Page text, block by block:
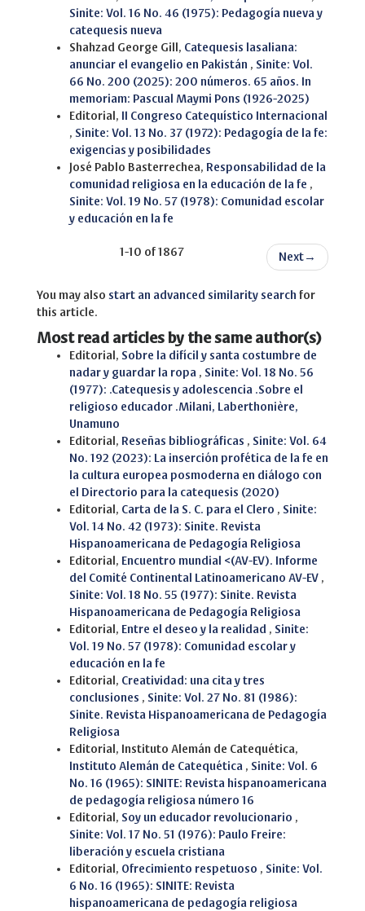
Sinite: Vol. 16 No. 46 (1975): Pedagogía nueva y
catequesis nueva
Shahzad George Gill, Catequesis lasaliana:
anunciar el evangelio en Pakistán , Sinite: Vol.
66 No. 200 (2025): 200 números. 65 años. In
memoriam: Pascual Maymi Pons (1926-2025)
Editorial,
II Congreso Catequístico Internacional
, Sinite: Vol. 13 No. 37 (1972): Pedagogía de la fe:
exigencias y posibilidades
José Pablo Basterrechea, Responsabilidad de la
comunidad religiosa en la educación de la fe ,
Sinite: Vol. 19 No. 57 (1978): Comunidad escolar
y educación en la fe
1-10 of 1867 Next →
You may also start an advanced similarity search for
this article.
Most read articles by the same author(s)
Editorial, Sobre la difícil y santa costumbre de
nadar y guardar la ropa , Sinite: Vol. 18 No. 56
(1977): .Catequesis y adolescencia .Sobre el
religioso educador .Milani, Laberthonière,
Unamuno
Editorial, Reseñas bibliográficas , Sinite: Vol. 64
No. 192 (2023): La inserción profética de la fe en
la cultura europea posmoderna en diálogo con
el Directorio para la catequesis (2020)
Editorial, Carta de la S. C. para el Clero , Sinite:
Vol. 14 No. 42 (1973): Sinite. Revista
Hispanoamericana de Pedagogía Religiosa
Editorial, Encuentro mundial <(AV-EV). Informe
del Comité Continental Latinoamericano AV-EV ,
Sinite: Vol. 18 No. 55 (1977): Sinite. Revista
Hispanoamericana de Pedagogía Religiosa
Editorial, Entre el deseo y la realidad , Sinite:
Vol. 19 No. 57 (1978): Comunidad escolar y
educación en la fe
Editorial, Creatividad: una cita y tres
conclusiones , Sinite: Vol. 27 No. 81 (1986):
Sinite. Revista Hispanoamericana de Pedagogía
Religiosa
Editorial, Instituto Alemán de Catequética,
Instituto Alemán de Catequética , Sinite: Vol. 6
No. 16 (1965): SINITE: Revista hispanoamericana
de pedagogía religiosa número 16
Editorial, Soy un educador revolucionario ,
Sinite: Vol. 17 No. 51 (1976): Paulo Freire:
liberación y escuela cristiana
Editorial, Ofrecimiento respetuoso , Sinite: Vol.
6 No. 16 (1965): SINITE: Revista
hispanoamericana de pedagogía religiosa